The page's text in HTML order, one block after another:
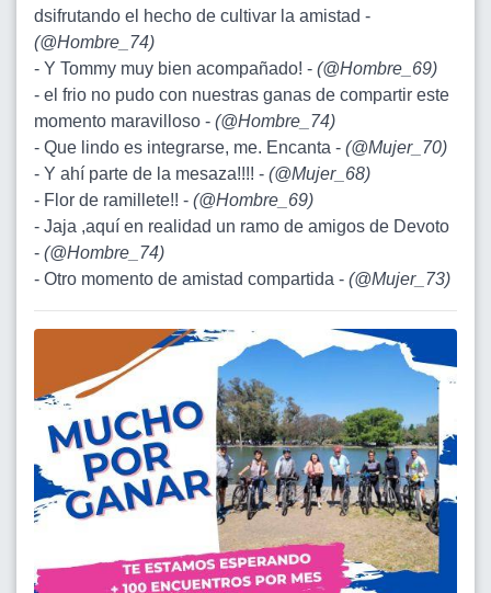
dsifrutando el hecho de cultivar la amistad -
(@Hombre_74)
- Y Tommy muy bien acompañado! - (@Hombre_69)
- el frio no pudo con nuestras ganas de compartir este
momento maravilloso - (@Hombre_74)
- Que lindo es integrarse, me. Encanta - (@Mujer_70)
- Y ahí parte de la mesaza!!!! - (@Mujer_68)
- Flor de ramillete!! - (@Hombre_69)
- Jaja ,aquí en realidad un ramo de amigos de Devoto
- (@Hombre_74)
- Otro momento de amistad compartida - (@Mujer_73)